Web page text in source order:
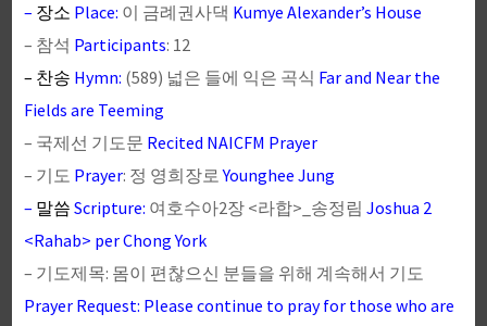
– 장소 Place: 이 금례권사댁 Kumye Alexander’s House
– 참석 Participants: 12
– 찬송 Hymn: (589) 넓은 들에 익은 곡식 Far and Near the
Fields are Teeming
– 국제선 기도문 Recited NAICFM Prayer
– 기도 Prayer: 정 영희장로Younghee Jung
– 말씀 Scripture: 여호수아2장 <라합>_송정림 Joshua 2
<Rahab> per Chong York
– 기도제목: 몸이 편찮으신 분들을 위해 계속해서 기도
Prayer Request: Please continue to pray for those who are